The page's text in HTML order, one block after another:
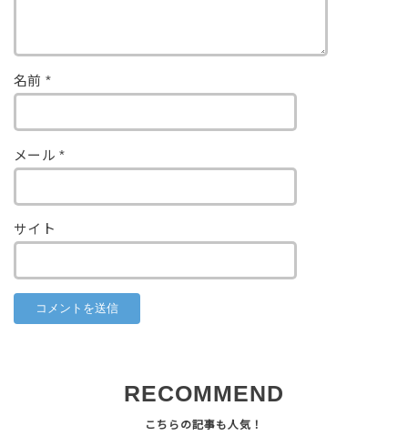
名前 *
メール*
サイト
RECOMMEND